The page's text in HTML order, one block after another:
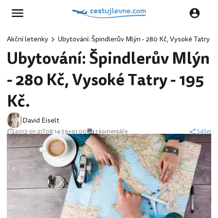
Akční letenky Ubytování: Špindlerův Mlýn - 280 Kč, Vysoké Tatry -
Ubytování: Špindlerův Mlýn
- 280 Kč, Vysoké Tatry - 195
Kč.
David Eiselt
2013-01-21T08:14:59+01:00 3 komentáře Sdílet